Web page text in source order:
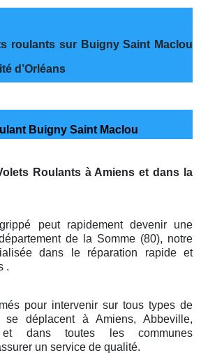
roulants sur Buigny Saint Maclou
d’Orléans
Buigny Saint Maclou
Roulants à Amiens et dans la
peut rapidement devenir une
de la Somme (80), notre
dans le réparation rapide et
.
pour intervenir sur tous types de
se déplacent à Amiens, Abbeville,
et dans toutes les communes
un service de qualité.